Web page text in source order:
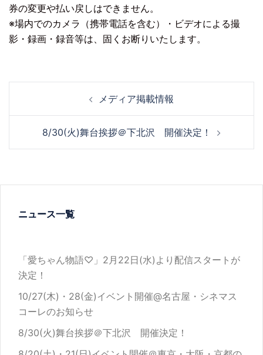
券の変更や払い戻しはできません。
※場内でのカメラ（携帯電話を含む）・ビデオによる撮
影・録画・録音等は、固くお断りいたします。
メディア掲載情報
8/30(火)舞台挨拶＠下北沢 開催決定！
ニュース一覧
「愛ちゃん物語♡」2月22日(水)より配信スタートが
決定！
10/27(木)・28(金)イベント開催@名古屋・シネマス
コーレのお知らせ
8/30(火)舞台挨拶＠下北沢 開催決定！